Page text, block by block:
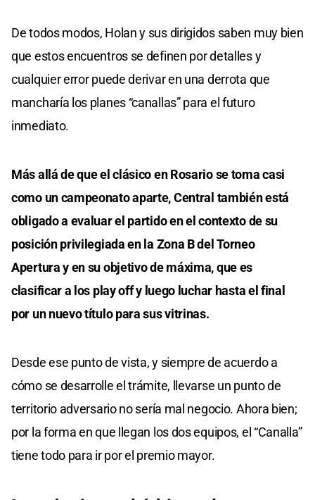
De todos modos, Holan y sus dirigidos saben muy bien
que estos encuentros se definen por detalles y
cualquier error puede derivar en una derrota que
mancharía los planes “canallas” para el futuro
inmediato.
Más allá de que el clásico en Rosario se toma casi
como un campeonato aparte, Central también está
obligado a evaluar el partido en el contexto de su
posición privilegiada en la Zona B del Torneo
Apertura y en su objetivo de máxima, que es
clasificar a los play off y luego luchar hasta el final
por un nuevo título para sus vitrinas.
Desde ese punto de vista, y siempre de acuerdo a
cómo se desarrolle el trámite, llevarse un punto de
territorio adversario no sería mal negocio. Ahora bien;
por la forma en que llegan los dos equipos, el “Canalla”
tiene todo para ir por el premio mayor.